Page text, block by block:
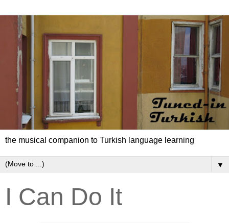
the musical companion to Turkish language learning
▼
I Can Do It